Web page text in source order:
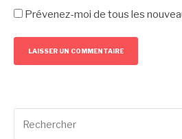
Prévenez-moi de tous les
pour